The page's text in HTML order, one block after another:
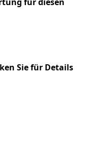
Sie für Details